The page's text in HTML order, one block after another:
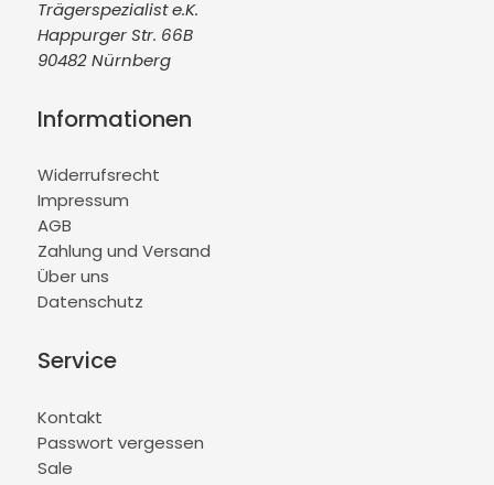
Trägerspezialist e.K.
Happurger Str. 66B
90482 Nürnberg
Informationen
Widerrufsrecht
Impressum
AGB
Zahlung und Versand
Über uns
Datenschutz
Service
Kontakt
Passwort vergessen
Sale